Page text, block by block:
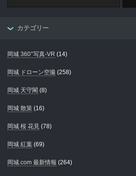
カテゴリー
岡城 360°写真-VR (14)
岡城 ドローン空撮 (258)
岡城 天守閣 (8)
岡城 散策 (16)
岡城 桜 花見 (78)
岡城 紅葉 (69)
岡城.com 最新情報 (264)